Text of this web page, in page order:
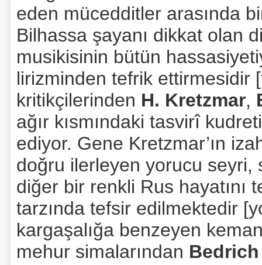
eden mücedditler arasında
Bilhassa şayanı dikkat olan
musikisinin bütün
lirizminden tefrik ettirmesidir
kritikçilerinden H. Kretzmar,
ağır kısmındaki tasvirî
ediyor. Gene Kretzmar’ın
doğru ilerleyen yorucu
diğer bir renkli Rus hayatını
tarzında tefsir edilmektedir
kargaşalığa benzeyen
mehur simalarından